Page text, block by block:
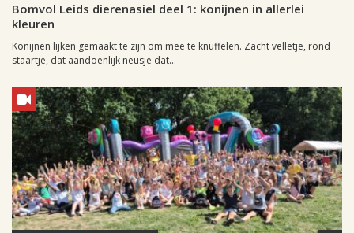
Bomvol Leids dierenasiel deel 1: konijnen in allerlei
kleuren
Konijnen lijken gemaakt te zijn om mee te knuffelen. Zacht velletje, rond
staartje, dat aandoenlijk neusje dat...